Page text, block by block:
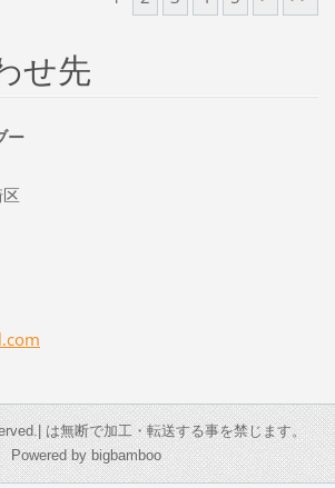
せ先
ー
.com
は無断で加工・転送する事を禁じます。
Powered by bigbamboo